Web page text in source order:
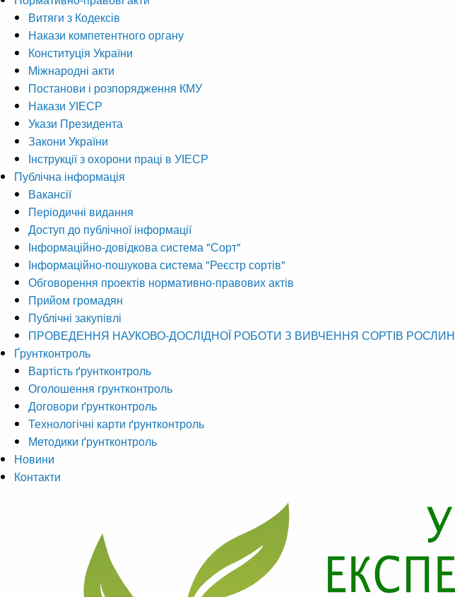
Витяги з Кодексів
Накази компетентного органу
Конституція України
Міжнародні акти
Постанови і розпорядження КМУ
Накази УІЕСР
Укази Президента
Закони України
Інструкції з охорони праці в УІЕСР
Публічна інформація
Вакансії
Періодичні видання
Доступ до публічної інформації
Інформаційно-довідкова система "Сорт"
Інформаційно-пошукова система "Реєстр сортів"
Обговорення проектів нормативно-правових актів
Прийом громадян
Публічні закупівлі
ПРОВЕДЕННЯ НАУКОВО-ДОСЛІДНОЇ РОБОТИ З ВИВЧЕННЯ СОРТІВ РОСЛИН
Ґрунтконтроль
Вартість ґрунтконтроль
Оголошення грунтконтроль
Договори ґрунтконтроль
Технологічні карти ґрунтконтроль
Методики ґрунтконтроль
Новини
Контакти